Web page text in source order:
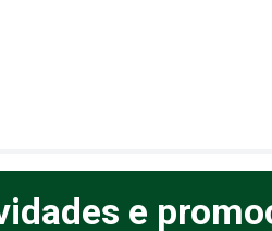
e